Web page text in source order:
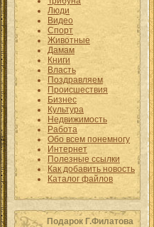
Люди
Видео
Спорт
Животные
Дамам
Книги
Власть
Поздравляем
Происшествия
Бизнес
Культура
Недвижимость
Работа
Обо всем понемногу
Интернет
Полезные ссылки
Как добавить новость
Каталог файлов
Подарок Г.Филатова